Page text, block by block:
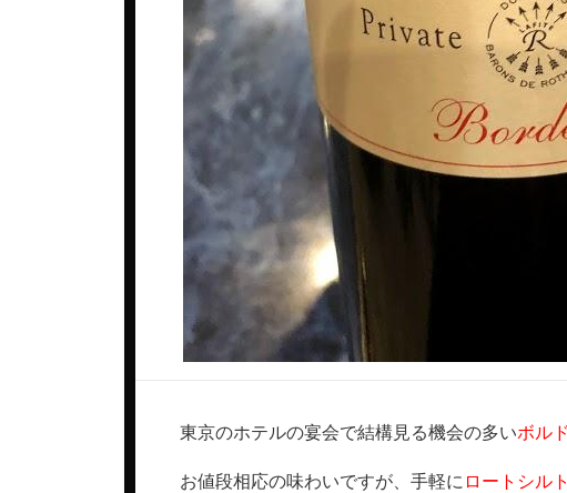
東京のホテルの宴会で結構見る機会の多いボル
お値段相応の味わいですが、手軽に ロートシルト